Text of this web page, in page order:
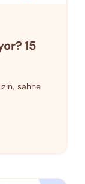
15
sahne